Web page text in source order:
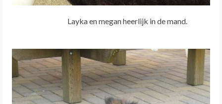
Layka en megan heerlijk in de mand.